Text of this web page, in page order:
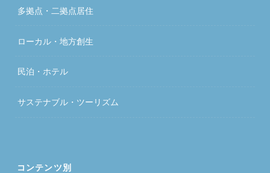
多拠点・二拠点居住
ローカル・地方創生
民泊・ホテル
サステナブル・ツーリズム
コンテンツ別